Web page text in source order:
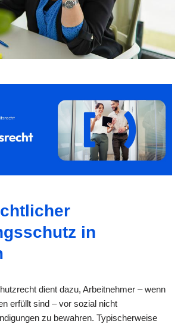
in
dient dazu, Arbeitnehmer – wenn
erfüllt sind – vor sozial nicht
zu bewahren. Typischerweise